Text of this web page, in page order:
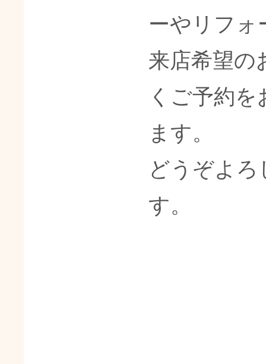
ーやリフォ
来店希望の
くご予約
ます。
どうぞよ
す。